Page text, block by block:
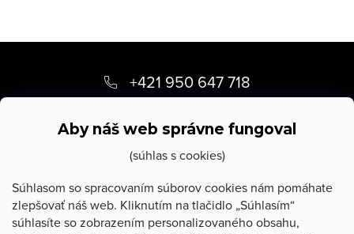
Aby náš web správne fungoval
(súhlas s cookies)
Súhlasom so spracovaním súborov cookies nám pomáhate
zlepšovať náš web. Kliknutím na tlačidlo „Súhlasím“
súhlasíte so zobrazením personalizovaného obsahu,
p
+421 950 647 718